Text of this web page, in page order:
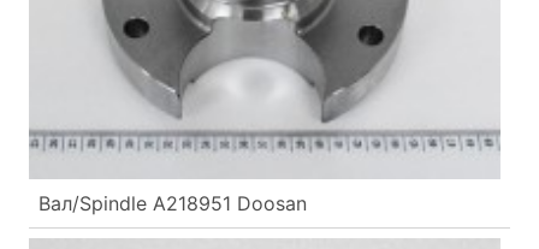
Вал/Spindle A218951 Doosan